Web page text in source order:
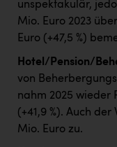
unspektakulär,
Mio. Euro 2023
Euro (+47,5 %)
Hotel/Pension/
von
nahm 2025 wieder
(+41,9 %). Auch der
Mio. Euro zu.